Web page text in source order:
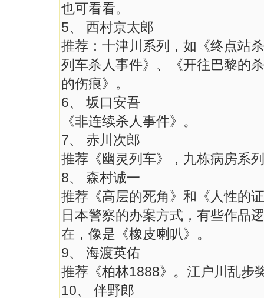
也可看看。
5、 西村京太郎
推荐：十津川系列，如《终点站
列车杀人事件》、《开往巴黎的
的伤痕》。
6、 坂口安吾
《非连续杀人事件》。
7、 赤川次郎
推荐《幽灵列车》，九栋病房系
8、 森村诚一
推荐《高层的死角》和《人性的
日本警察的办案方式，有些作品
在，像是《橡皮喇叭》。
9、 海渡英佑
推荐《柏林1888》。江户川乱步
10、 伴野郎